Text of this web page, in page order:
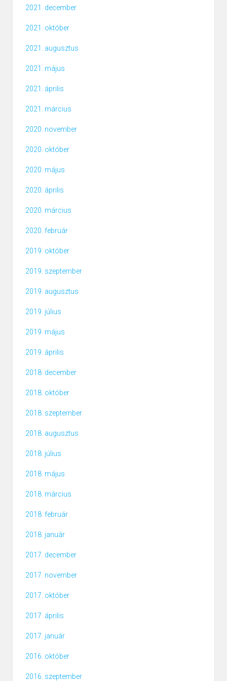
2021. december
2021. október
2021. augusztus
2021. május
2021. április
2021. március
2020. november
2020. október
2020. május
2020. április
2020. március
2020. február
2019. október
2019. szeptember
2019. augusztus
2019. július
2019. május
2019. április
2018. december
2018. október
2018. szeptember
2018. augusztus
2018. július
2018. május
2018. március
2018. február
2018. január
2017. december
2017. november
2017. október
2017. április
2017. január
2016. október
2016. szeptember